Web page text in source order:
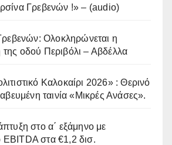
Γρεβενών !» – (audio)
Ολοκληρώνεται η
οδού Περιβόλι – Αβδέλλα
Καλοκαίρι 2026» : Θερινό
ταινία «Μικρές Ανάσες».
στο α΄ εξάμηνο με
στα €1,2 δισ.